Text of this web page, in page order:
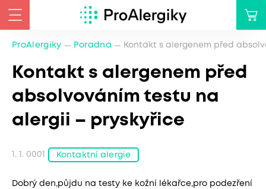
ProAlergiky Poradna Kontakt s alergenem před
Kontakt s alergenem před
absolvováním testu na
alergii – pryskyřice
1. 1. 0001 Kontaktní alergie
Dobrý den,půjdu na testy ke kožní lékařce,pro podezření